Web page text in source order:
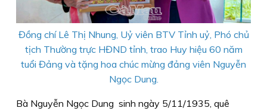
Đồng chí Lê Thị Nhung, Uỷ viên BTV Tỉnh uỷ, Phó chủ
tịch Thường trực HĐND tỉnh, trao Huy hiệu 60 năm
tuổi Đảng và tặng hoa chúc mừng đảng viên Nguyễn
Ngọc Dung.
Bà Nguyễn Ngọc Dung sinh ngày 5/11/1935, quê